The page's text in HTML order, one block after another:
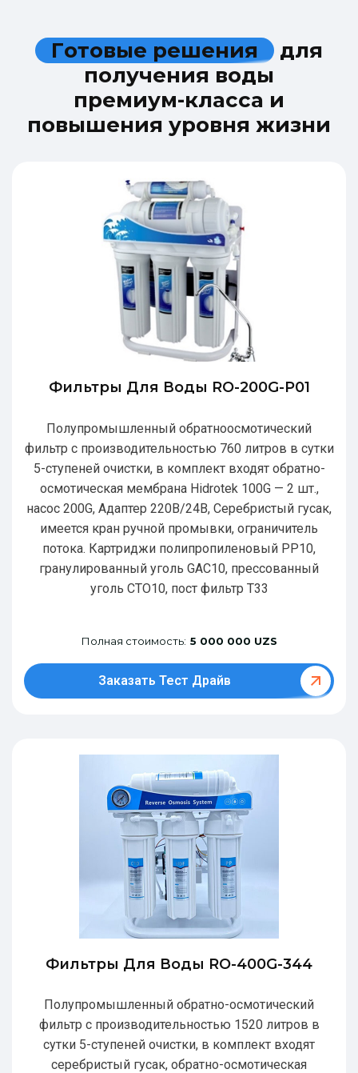
Готовые решения для
получения воды
премиум-класса и
повышения уровня жизни
Фильтры Для Воды RO-200G-P01
Полупромышленный обратноосмотический
фильтр с производительностью 760 литров в сутки
5-ступеней очистки, в комплект входят обратно-
осмотическая мембрана Hidrotek 100G — 2 шт.,
насос 200G, Адаптер 220В/24В, Серебристый гусак,
имеется кран ручной промывки, ограничитель
потока. Картриджи полипропиленовый РР10,
гранулированный уголь GAC10, прессованный
уголь CTO10, пост фильтр T33
Полная стоимость: 5 000 000 UZS
Заказать Тест Драйв
Фильтры Для Воды RO-400G-344
Полупромышленный обратно-осмотический
фильтр с производительностью 1520 литров в
сутки 5-ступеней очистки, в комплект входят
серебристый гусак, обратно-осмотическая